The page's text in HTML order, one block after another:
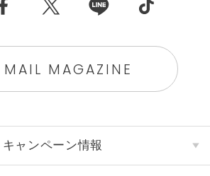
MAIL MAGAZINE
ャンペーン情報